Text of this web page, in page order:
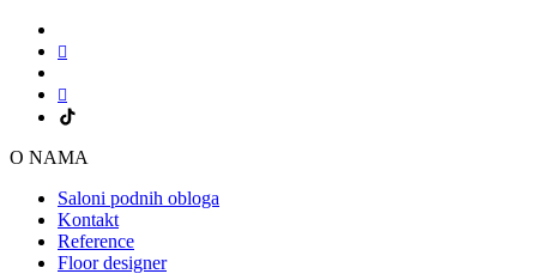
O NAMA
Saloni podnih obloga
Kontakt
Reference
Floor designer